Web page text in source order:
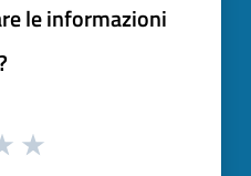
le informazioni